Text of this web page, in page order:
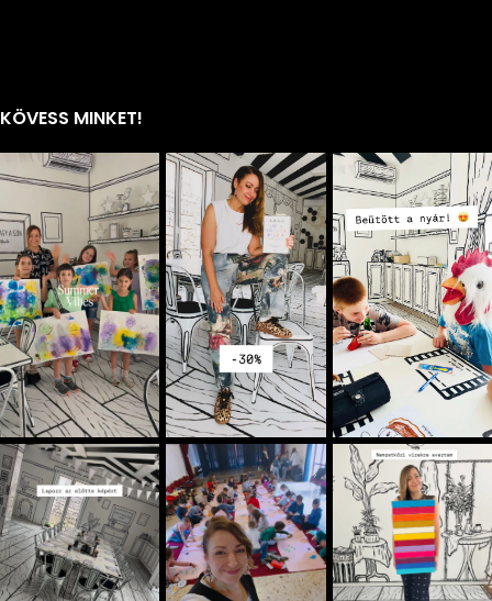
KÖVESS MINKET!